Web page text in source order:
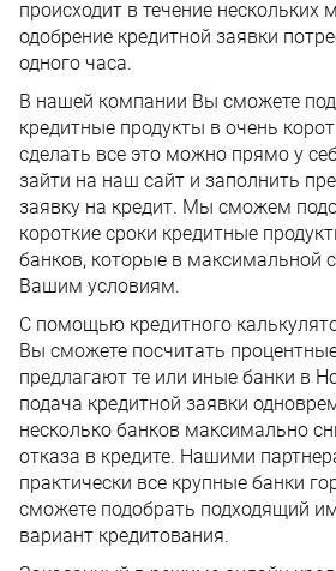
происходит в течение нескольких
одобрение кредитной заявки
одного часа.
В нашей компании Вы сможете
кредитные продукты в очень
сделать все это можно прямо у
зайти на наш сайт и заполнить
заявку на кредит. Мы сможем
короткие сроки кредитные
банков, которые в максимальной
Вашим условиям.
С помощью кредитного
Вы сможете посчитать
предлагают те или иные банки в
подача кредитной заявки
несколько банков максимально
отказа в кредите. Нашими
практически все крупные банки
сможете подобрать подходящий
вариант кредитования.